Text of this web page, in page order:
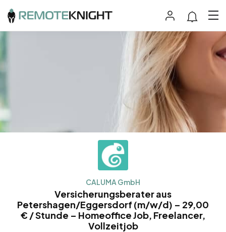
CALUMA GmbH
Versicherungsberater aus
Petershagen/Eggersdorf (m/w/d) – 29,00
€ / Stunde – Homeoffice Job, Freelancer,
Vollzeitjob